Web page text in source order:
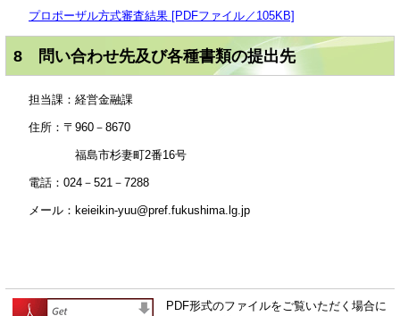
プロポーザル方式審査結果 [PDFファイル／105KB]
8 問い合わせ先及び各種書類の提出先
担当課：経営金融課
住所：〒960－8670
福島市杉妻町2番16号
電話：024－521－7288
メール：keieikin-yuu@pref.fukushima.lg.jp
PDF形式のファイルをご覧いただく場合に